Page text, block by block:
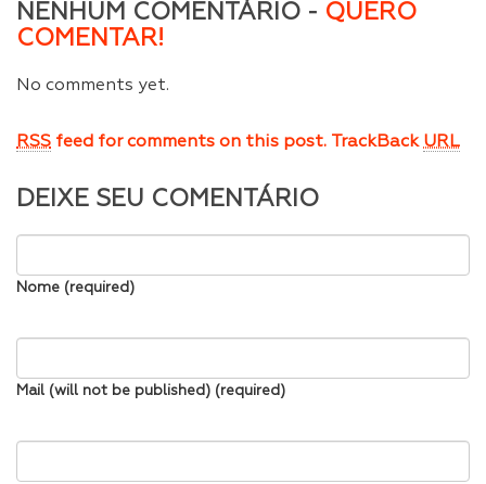
NENHUM COMENTÁRIO - QUERO
COMENTAR!
No comments yet.
RSS feed for comments on this post. TrackBack URL
DEIXE SEU COMENTÁRIO
Nome (required)
Mail (will not be published) (required)